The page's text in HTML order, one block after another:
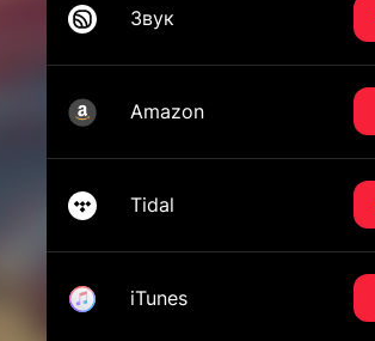
Звук
Amazon
Tidal
iTunes